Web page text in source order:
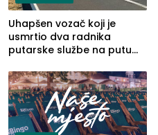
Uhapšen vozač koji je
usmrtio dva radnika
putarske službe na putu
(FOTO)